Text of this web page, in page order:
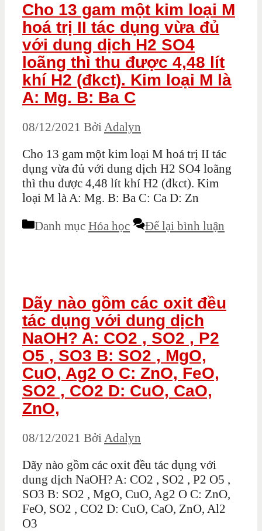
Cho 13 gam một kim loại M
hoá trị II tác dụng vừa đủ
với dung dịch H2 SO4
loãng thì thu được 4,48 lít
khí H2 (đkct). Kim loại M là
A: Mg. B: Ba C
08/12/2021 BởiAdalyn
Cho 13 gam một kim loại M hoá trị II tác
dụng vừa đủ với dung dịch H2 SO4 loãng
thì thu được 4,48 lít khí H2 (đkct). Kim
loại M là A: Mg. B: Ba C: Ca D: Zn
Danh mục Hóa học Để lại bình luận
Dãy nào gồm các oxit đều
tác dụng với dung dịch
NaOH? A: CO2 , SO2 , P2
O5 , SO3 B: SO2 , MgO,
CuO, Ag2 O C: ZnO, FeO,
SO2 , CO2 D: CuO, CaO,
ZnO,
08/12/2021 Bởi Adalyn
Dãy nào gồm các oxit đều tác dụng với
dung dịch NaOH? A: CO2 , SO2 , P2 O5 ,
SO3 B: SO2 , MgO, CuO, Ag2 O C: ZnO,
FeO, SO2 , CO2 D: CuO, CaO, ZnO, Al2
O3